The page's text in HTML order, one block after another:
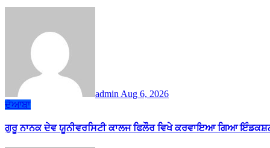
admin Aug 6, 2026
ਦੋਆਬਾ
ਗੁਰੂ ਨਾਨਕ ਦੇਵ ਯੂਨੀਵਰਸਿਟੀ ਕਾਲਜ ਫਿਲੌਰ ਵਿਖੇ ਕਰਵਾਇਆ ਗਿਆ